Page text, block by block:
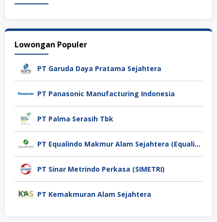
Lowongan Populer
PT Garuda Daya Pratama Sejahtera
PT Panasonic Manufacturing Indonesia
PT Palma Serasih Tbk
PT Equalindo Makmur Alam Sejahtera (Equalindo Group)
PT Sinar Metrindo Perkasa (SIMETRI)
PT Kemakmuran Alam Sejahtera